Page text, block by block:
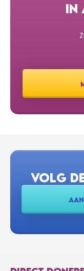
IN
VOLG